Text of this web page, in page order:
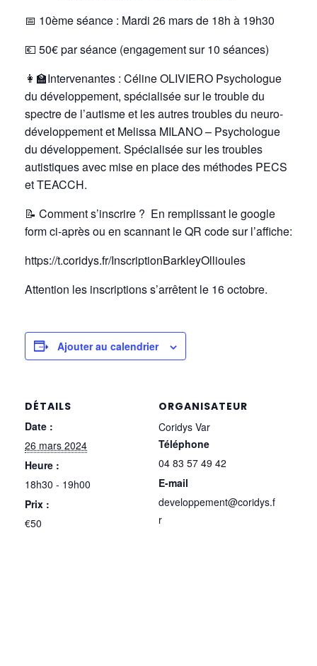
📅 10ème séance : Mardi 26 mars de 18h à 19h30
💶 50€ par séance (engagement sur 10 séances)
👩‍🏫Intervenantes : Céline OLIVIERO Psychologue
du développement, spécialisée sur le trouble du
spectre de l’autisme et les autres troubles du neuro-
développement et Melissa MILANO – Psychologue
du développement. Spécialisée sur les troubles
autistiques avec mise en place des méthodes PECS
et TEACCH.
📝 Comment s’inscrire ? En remplissant le google
form ci-après ou en scannant le QR code sur l’affiche:
https://t.coridys.fr/InscriptionBarkleyOllioules
Attention les inscriptions s’arrêtent le 16 octobre.
Ajouter au calendrier
DÉTAILS
Date :
26 mars 2024
Heure :
18h30 - 19h00
Prix :
€50
ORGANISATEUR
Coridys Var
Téléphone
04 83 57 49 42
E-mail
developpement@coridys.f
r